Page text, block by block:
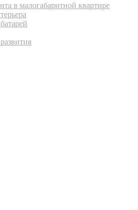
в малогабаритной квартире